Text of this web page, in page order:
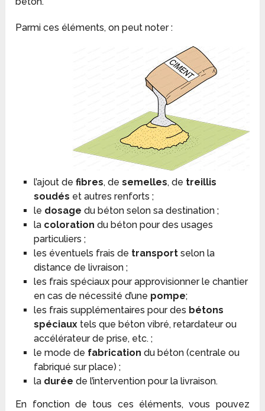
Parmi ces éléments, on peut noter :
l’ajout de fibres, de semelles, de treillis
soudés et autres renforts ;
le dosage du béton selon sa destination ;
la coloration du béton pour des usages
particuliers ;
les éventuels frais de transport selon la
distance de livraison ;
les frais spéciaux pour approvisionner le chantier
en cas de nécessité d’une pompe;
les frais supplémentaires pour des bétons
spéciauxtels que béton vibré, retardateur ou
accélérateur de prise, etc. ;
le mode de fabrication du béton (centrale ou
fabriqué sur place) ;
la durée de l’intervention pour la livraison.
En fonction de tous ces éléments, vous pouvez